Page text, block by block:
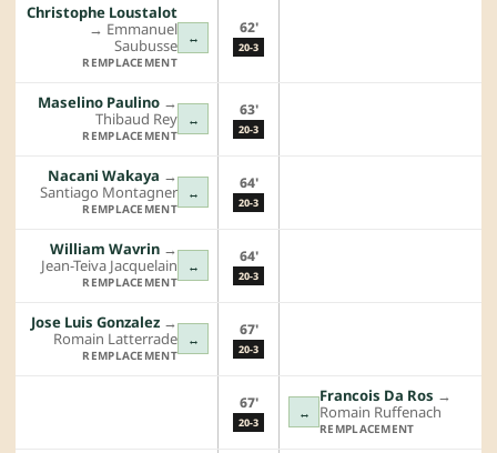
↔
Christophe Loustalot
→︎ Emmanuel
Saubusse
REMPLACEMENT
62'
20-3
↔
Maselino Paulino →︎
Thibaud Rey
REMPLACEMENT
63'
20-3
↔
Nacani Wakaya →︎
Santiago Montagner
REMPLACEMENT
64'
20-3
↔
William Wavrin →︎
Jean-Teiva Jacquelain
REMPLACEMENT
64'
20-3
↔
Jose Luis Gonzalez →︎
Romain Latterrade
REMPLACEMENT
67'
20-3
67'
20-3
↔
Francois Da Ros →︎
Romain Ruffenach
REMPLACEMENT